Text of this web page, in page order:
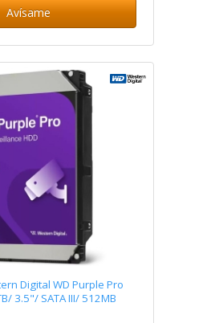
Avísame
Digital WD Purple Pro
3.5"/ SATA III/ 512MB